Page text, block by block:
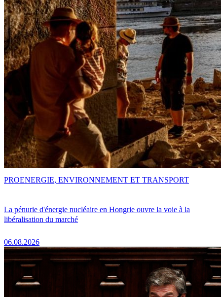
La pénurie d'énergie nucléaire en Hongrie ouvre la voie à la
libéralisation du marché
06.08.2026
PROENERGIE, ENVIRONNEMENT ET TRANSPORT